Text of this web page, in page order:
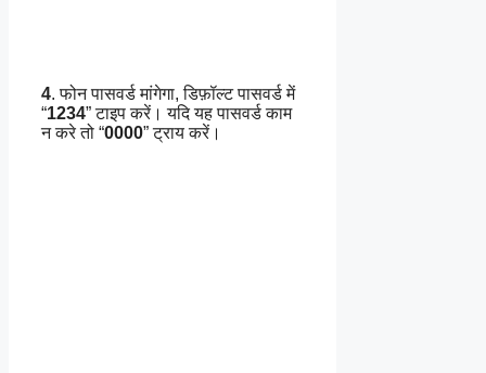
4. फोन पासवर्ड मांगेगा, डिफ़ॉल्ट पासवर्ड में
“1234” टाइप करें। यदि यह पासवर्ड काम
न करे तो “0000” ट्राय करें।